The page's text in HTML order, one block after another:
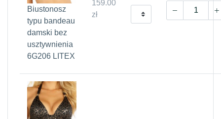
Biustonosz
typu bandeau
damski bez
usztywnienia
6G206 LITEX
159.00
zł